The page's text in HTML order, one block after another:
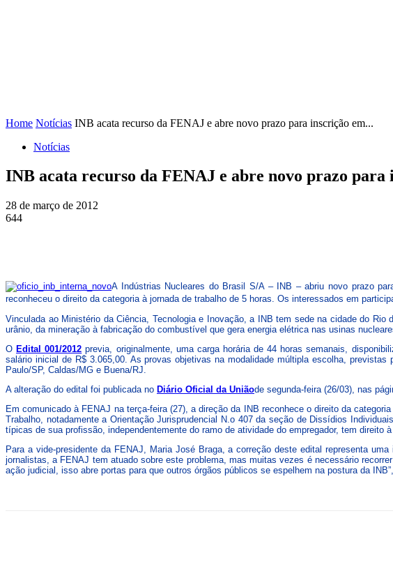
Home Notícias INB acata recurso da FENAJ e abre novo prazo para inscrição em...
Notícias
INB acata recurso da FENAJ e abre novo prazo para
28 de março de 2012
644
A Indústrias Nucleares do Brasil S/A – INB – abriu novo prazo
reconheceu o direito da categoria à jornada de trabalho de 5 horas. Os interessados em
Vinculada ao Ministério da Ciência, Tecnologia e Inovação, a INB tem sede na cidade do
urânio, da mineração à fabricação do combustível que gera energia elétrica nas usinas
O Edital 001/2012 previa, originalmente, uma carga horária de 44 horas semanais,
salário inicial de R$ 3.065,00. As provas objetivas na modalidade múltipla escolha,
Paulo/SP, Caldas/MG e Buena/RJ.
A alteração do edital foi publicada no Diário Oficial da Uniãode segunda-feira (26/03), nas
Em comunicado à FENAJ na terça-feira (27), a direção da INB reconhece o direito da
Trabalho, notadamente a Orientação Jurisprudencial N.o 407 da seção de Dissídios
típicas de sua profissão, independentemente do ramo de atividade do empregador, tem direito
Para a vide-presidente da FENAJ, Maria José Braga, a correção deste edital representa
jornalistas, a FENAJ tem atuado sobre este problema, mas muitas vezes é necessário
ação judicial, isso abre portas para que outros órgãos públicos se espelhem na postura da